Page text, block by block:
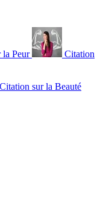
la Peur Citation
Citation sur la Beauté